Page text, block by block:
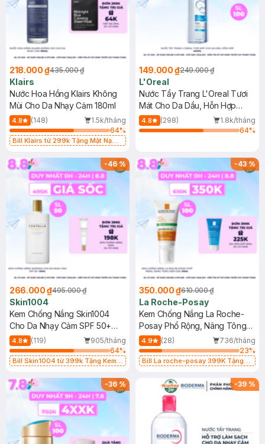
218.000 ₫435.000 ₫
Klairs
Nước Hoa Hồng Klairs Không
Mùi Cho Da Nhạy Cảm 180ml
4.8 (148)
1.5k/tháng
64%
Bill Klairs từ 299k Tặng Mặt Nạ
25ml (SL Có Hạn)
149.000 ₫249.000 ₫
L'Oreal
Nước Tẩy Trang L'Oreal Tươi
Mát Cho Da Dầu, Hỗn Hợp
400ml
4.8 (298)
1.8k/tháng
64%
-46%
266.000 ₫495.000 ₫
Skin1004
Kem Chống Nắng Skin1004
Cho Da Nhạy Cảm SPF 50+
50ml
4.8 (119)
905/tháng
64%
Bill Skin1004 từ 399k Tặng Kem
SPF 50+ 20ml (SL Có Hạn)
-43%
350.000 ₫610.000 ₫
La Roche-Posay
Kem Chống Nắng La Roche-
Posay Phổ Rộng, Nâng Tông
Kiềm Dầu 50ml
4.9 (28)
736/tháng
23%
Bill La roche-posay 399K Tặng
(SL có hạn)
-36% -39 %